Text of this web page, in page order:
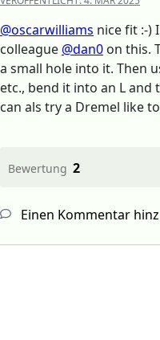
@oscarwilliams nice fit :-)
colleague @dan0 on this.
a small hole into it. Then
etc., bend it into an L
can als try a Dremel like
Bewertung 2
Einen Kommentar